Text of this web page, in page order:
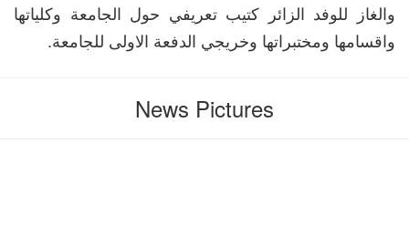
والغاز للوفد الزائر كتيب تعريفي حول الجامعة وكلياتها
واقسامها ومختبراتها وخريجي الدفعة الاولى للجامعة.
News Pictures